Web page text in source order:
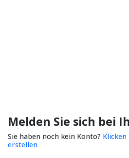
Melden Sie sich bei
Sie haben noch kein Konto? Klicken
erstellen